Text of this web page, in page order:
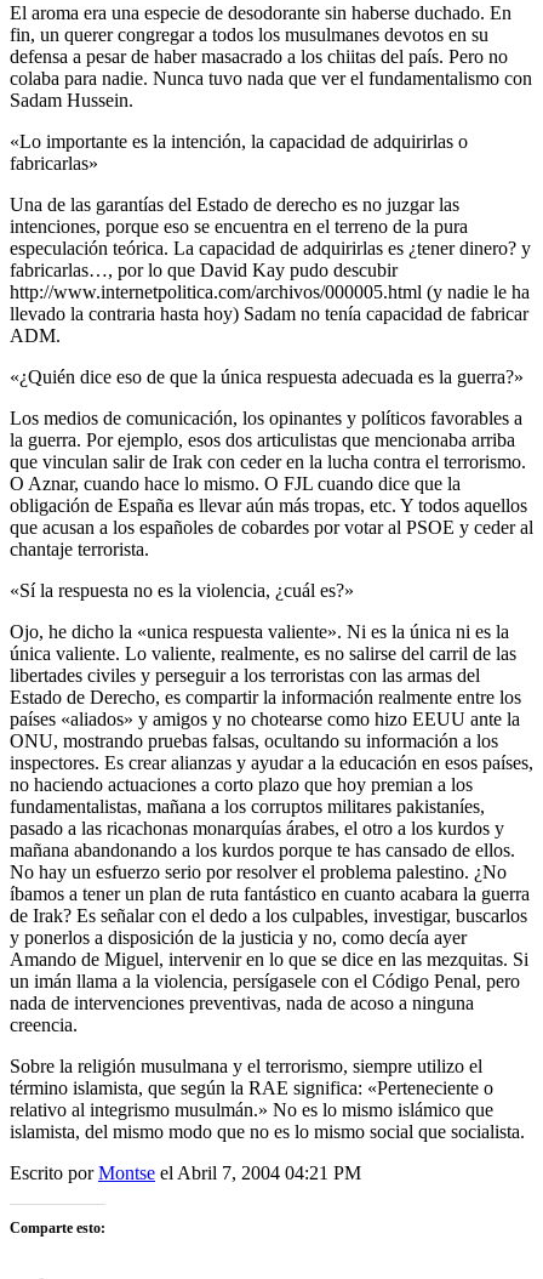
El aroma era una especie de desodorante sin haberse duchado. En
fin, un querer congregar a todos los musulmanes devotos en su
defensa a pesar de haber masacrado a los chiitas del país. Pero no
colaba para nadie. Nunca tuvo nada que ver el fundamentalismo con
Sadam Hussein.
«Lo importante es la intención, la capacidad de adquirirlas o
fabricarlas»
Una de las garantías del Estado de derecho es no juzgar las
intenciones, porque eso se encuentra en el terreno de la pura
especulación teórica. La capacidad de adquirirlas es ¿tener dinero? y
fabricarlas…, por lo que David Kay pudo descubir
http://www.internetpolitica.com/archivos/000005.html (y nadie le ha
llevado la contraria hasta hoy) Sadam no tenía capacidad de fabricar
ADM.
«¿Quién dice eso de que la única respuesta adecuada es la guerra?»
Los medios de comunicación, los opinantes y políticos favorables a
la guerra. Por ejemplo, esos dos articulistas que mencionaba arriba
que vinculan salir de Irak con ceder en la lucha contra el terrorismo.
O Aznar, cuando hace lo mismo. O FJL cuando dice que la
obligación de España es llevar aún más tropas, etc. Y todos aquellos
que acusan a los españoles de cobardes por votar al PSOE y ceder al
chantaje terrorista.
«Sí la respuesta no es la violencia, ¿cuál es?»
Ojo, he dicho la «unica respuesta valiente». Ni es la única ni es la
única valiente. Lo valiente, realmente, es no salirse del carril de las
libertades civiles y perseguir a los terroristas con las armas del
Estado de Derecho, es compartir la información realmente entre los
países «aliados» y amigos y no chotearse como hizo EEUU ante la
ONU, mostrando pruebas falsas, ocultando su información a los
inspectores. Es crear alianzas y ayudar a la educación en esos países,
no haciendo actuaciones a corto plazo que hoy premian a los
fundamentalistas, mañana a los corruptos militares pakistaníes,
pasado a las ricachonas monarquías árabes, el otro a los kurdos y
mañana abandonando a los kurdos porque te has cansado de ellos.
No hay un esfuerzo serio por resolver el problema palestino. ¿No
íbamos a tener un plan de ruta fantástico en cuanto acabara la guerra
de Irak? Es señalar con el dedo a los culpables, investigar, buscarlos
y ponerlos a disposición de la justicia y no, como decía ayer
Amando de Miguel, intervenir en lo que se dice en las mezquitas. Si
un imán llama a la violencia, persígasele con el Código Penal, pero
nada de intervenciones preventivas, nada de acoso a ninguna
creencia.
Sobre la religión musulmana y el terrorismo, siempre utilizo el
término islamista, que según la RAE significa: «Perteneciente o
relativo al integrismo musulmán.» No es lo mismo islámico que
islamista, del mismo modo que no es lo mismo social que socialista.
Escrito porMontse el Abril 7, 2004 04:21 PM
Comparte esto: